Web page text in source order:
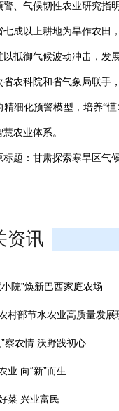
警、气候韧性农业研究指
七成以上耕地为旱作农田
以抵御气候波动冲击，发
省农科院和省气象局联手
精细化预警模型，培养“
农业体系。
标题：甘肃探索寒旱区气
资讯
小院”焕新巴西家庭农场
村部节水农业高质量发展
”察农情 沃野践初心
业 向“新”而生
菜 兴业富民